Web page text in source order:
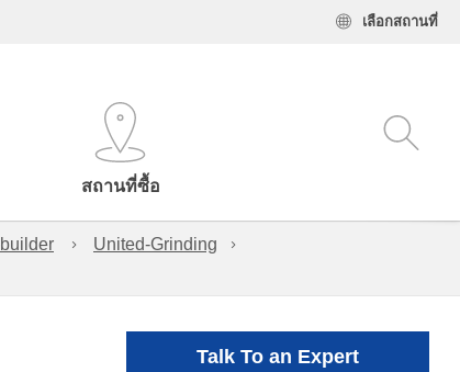
เลือกสถานที่
สถานที่ซื้อ
United-Grinding
Talk To an Expert